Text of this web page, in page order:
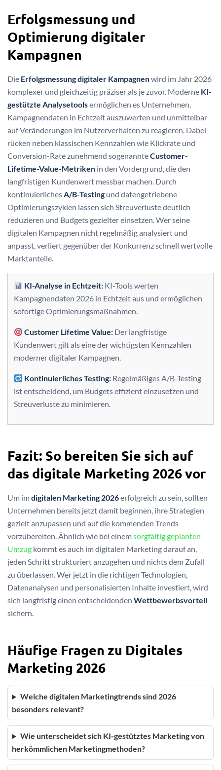
Erfolgsmessung und
Optimierung digitaler
Kampagnen
Die Erfolgsmessung digitaler Kampagnenwird im Jahr 2026
komplexer und gleichzeitig präziser als je zuvor. Moderne KI-
gestützte Analysetoolsermöglichen es Unternehmen,
Kampagnendaten in Echtzeit auszuwerten und unmittelbar
auf Veränderungen im Nutzerverhalten zu reagieren. Dabei
rücken neben klassischen Kennzahlen wie Klickrate und
Conversion-Rate zunehmend sogenannteCustomer-
Lifetime-Value-Metriken in den Vordergrund, die den
langfristigen Kundenwert messbar machen. Durch
kontinuierlichesA/B-Testing und datengetriebene
Optimierungszyklen lassen sich Streuverluste deutlich
reduzieren und Budgets gezielter einsetzen. Wer seine
digitalen Kampagnen nicht regelmäßig analysiert und
anpasst, verliert gegenüber der Konkurrenz schnell wertvolle
Marktanteile.
KI-Analyse in Echtzeit: KI-Tools werten
Kampagnendaten 2026 in Echtzeit aus und ermöglichen
sofortige Optimierungsmaßnahmen.
Customer Lifetime Value: Der langfristige
Kundenwert gilt als eine der wichtigsten Kennzahlen
moderner digitaler Kampagnen.
Kontinuierliches Testing: Regelmäßiges A/B-Testing
ist entscheidend, um Budgets effizient einzusetzen und
Streuverluste zu minimieren.
Fazit: So bereiten Sie sich auf
das digitale Marketing 2026 vor
Um imdigitalen Marketing 2026erfolgreich zu sein, sollten
Unternehmen bereits jetzt damit beginnen, ihre Strategien
gezielt anzupassen und auf die kommenden Trends
vorzubereiten. Ähnlich wie bei einemsorgfältig geplanten
Umzug kommt es auch im digitalen Marketing darauf an,
jeden Schritt strukturiert anzugehen und nichts dem Zufall
zu überlassen. Wer jetzt in die richtigen Technologien,
Datenanalysen und personalisierten Inhalte investiert, wird
sich langfristig einen entscheidenden Wettbewerbsvorteil
sichern.
Häufige Fragen zu Digitales
Marketing 2026
Welche digitalen Marketingtrends sind 2026
besonders relevant?
Wie unterscheidet sich KI-gestütztes Marketing von
herkömmlichen Marketingmethoden?